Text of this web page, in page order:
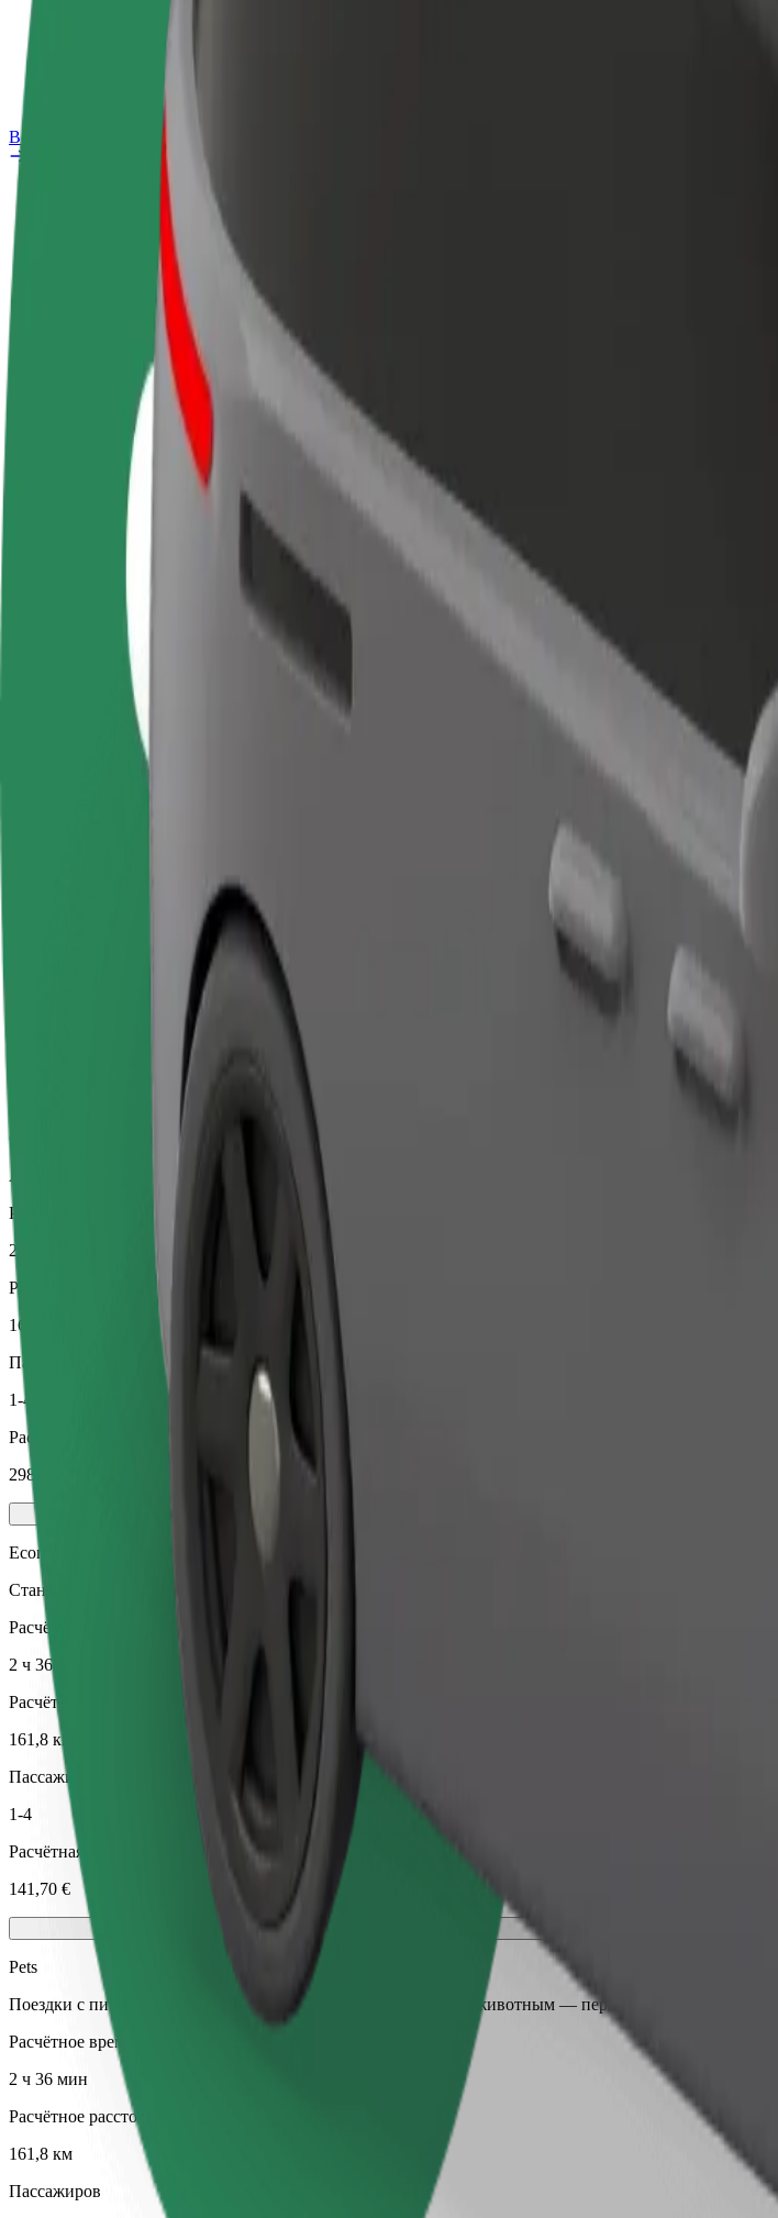
Сообщить о нарушении
Частые вопросы
Bolt Plus
Как подключиться
Частые вопросы
Стать водителем
Зарабатывайте на
ваших условиях
Стать курьером
Доставляйте заказы и получайте
еженедельные выплаты
Как добраться по маршруту ZRCE Beach — Krka National Park
Думаете, как лучше добраться из ZRCE Beach в Krka National Park? Ознакомьтесь с нашими
Krka National Park
Удобство и комфорт — в несколько касаний!
Надёжные поездки на автомобилях среднего размера.
Заказать
Comfort
Автомобили с просторным салоном и большим багажником
Расчётное время в пути
2 ч 36 мин
Расчётное расстояние
161,8 км
Пассажиров
1-4
Расчётная стоимость
298,90 €
Economy
Стандартные модели и доступные цены
Расчётное время в пути
2 ч 36 мин
Расчётное расстояние
161,8 км
Пассажиров
1-4
Расчётная стоимость
141,70 €
Pets
Поездки с питомцем. Собакам нужен намордник, маленьким животным — переноска, а сиденья
Расчётное время в пути
2 ч 36 мин
Расчётное расстояние
161,8 км
Пассажиров